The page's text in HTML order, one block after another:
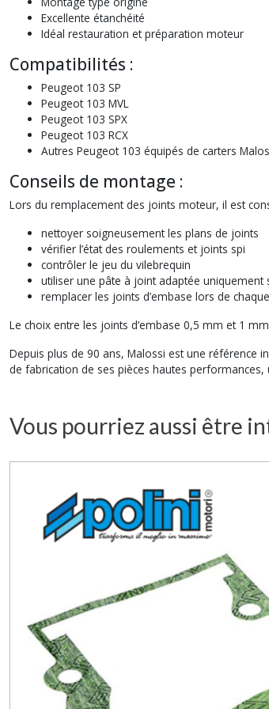
Excellente étanchéité
Idéal restauration et préparation moteur
Compatibilités :
Peugeot 103 SP
Peugeot 103 MVL
Peugeot 103 SPX
Peugeot 103 RCX
Autres Peugeot 103 équipés de carters
Conseils de montage :
Lors du remplacement des joints moteur, il est
nettoyer soigneusement les plans de joints
vérifier l’état des roulements et joints spi
contrôler le jeu du vilebrequin
utiliser une pâte à joint adaptée uniquement
remplacer les joints d’embase lors de
Le choix entre les joints d’embase 0,5 mm et 1
Depuis plus de 90 ans, Malossi est une référence
de fabrication de ses pièces hautes
Vous pourriez aussi être